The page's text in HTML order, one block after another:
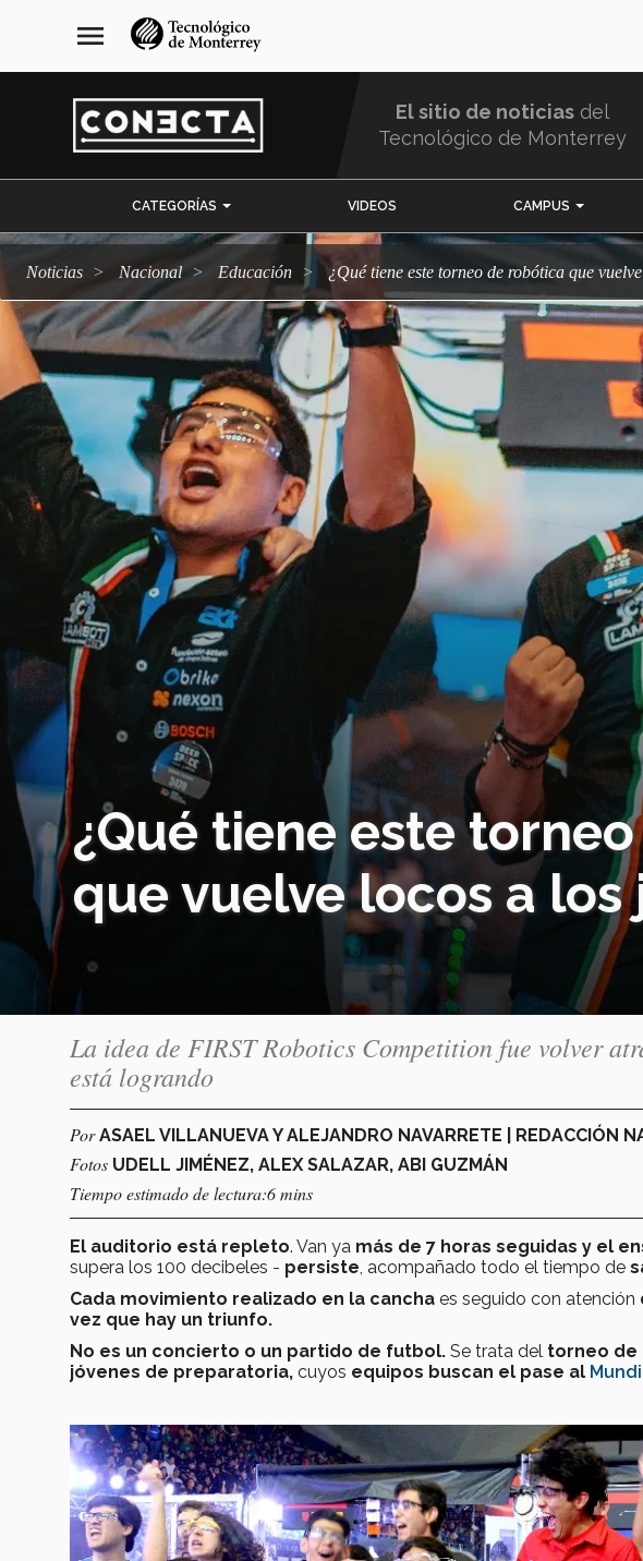
navegación
principal
menu
El sitio de noticias del
Tecnológico de Monterrey
CATEGORÍAS VIDEOS CAMPUS
Noticias Nacional Educación ¿Qué tiene este torneo de robótica que
¿Qué tiene este
que vuelve locos a los
La idea de FIRST Robotics Competition fue volver
está logrando
PorASAEL VILLANUEVA Y ALEJANDRO NAVARRETE | REDACCIÓN
Fotos UDELL JIMÉNEZ, ALEX SALAZAR, ABI GUZMÁN
Tiempo estimado de lectura:6 mins
El auditorio está repleto. Van ya más de 7 horas seguidas y el
supera los 100 decibeles - persiste , acompañado todo el tiempo de
Cada movimiento realizado en la cancha es seguido con atención
vez que hay un triunfo.
No es un concierto o un partido de futbol. Se trata del torneo de
jóvenes de preparatoria, cuyos equipos buscan el pase al